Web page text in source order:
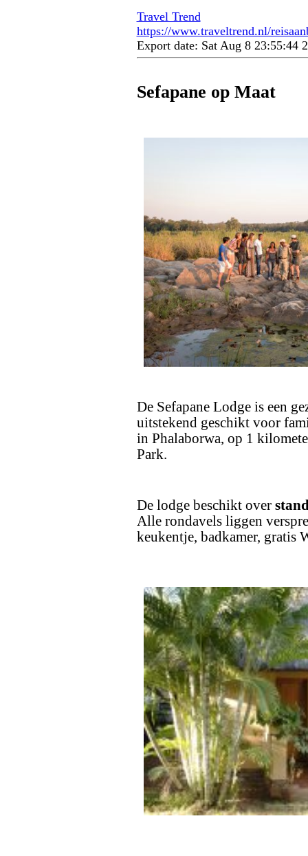
Travel Trend
https://www.traveltrend.nl/
Export date: Sat Aug 8 23:55:44
Sefapane op Maat
De Sefapane Lodge is een
uitstekend geschikt voor
in Phalaborwa, op 1
Park.
De lodge beschikt over
Alle rondavels liggen
keukentje, badkamer, gratis